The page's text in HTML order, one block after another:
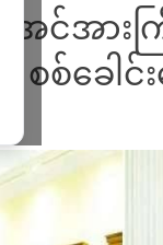
င်အားကြီ
ခေါင်း